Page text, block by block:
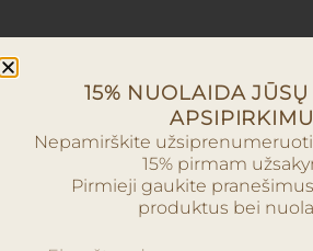
15% NUOLAIDA
Nepamirškite
15% pirmam
Pirmieji gaukite
produktus bei